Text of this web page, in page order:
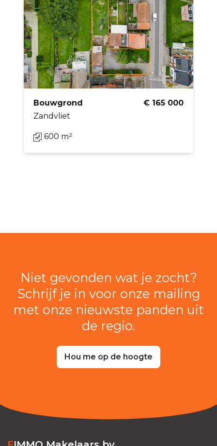
Bouwgrond
€ 165 000
Zandvliet
600 m²
Niet gevonden wat je zocht?
Schrijf je in voor onze mailing
met onze nieuwste panden uit
de regio.
Hou me op de hoogte